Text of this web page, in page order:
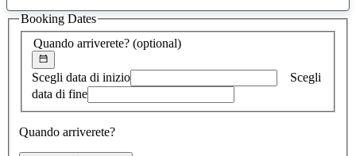
suggerimento
trovato
Quando arriverete? (optional)
Scegli data di inizio
Scegli
data di fine
Quando arriverete?
Booking Dates